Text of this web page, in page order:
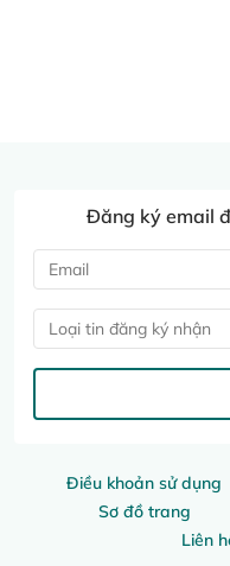
Điều khoản sử dụng
Sơ đồ trang
Liên
Đăng ký email
Loại tin đăng ký nhận